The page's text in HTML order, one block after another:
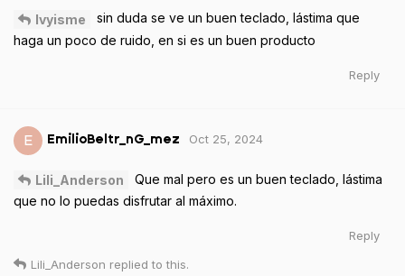
Ivyisme
sin duda se ve un buen teclado, lástima que
haga un poco de ruido, en si es un buen producto
Reply
E EmilioBeltr_nG_mez Oct 25, 2024
Lili_Anderson
Que mal pero es un buen teclado, lástima
que no lo puedas disfrutar al máximo.
Reply
Lili_Anderson replied to this.